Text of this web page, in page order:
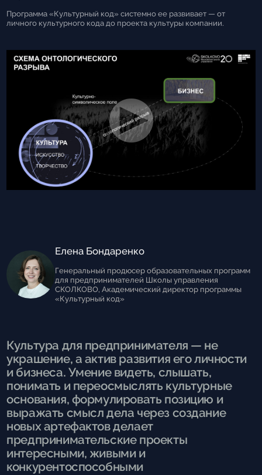
Программа «Культурный код» системно ее развивает — от
личного культурного кода до проекта культуры компании.
Елена Бондаренко
Генеральный продюсер образовательных программ
для предпринимателей Школы управления
СКОЛКОВО, Академический директор программы
«Культурный код»
Культура для предпринимателя — не
украшение, а актив развития его личности
и бизнеса. Умение видеть, слышать,
понимать и переосмыслять культурные
основания, формулировать позицию и
выражать смысл дела через создание
новых артефактов делает
предпринимательские проекты
интересными, живыми и
конкурентоспособными
Культура для предпринимателя — не
украшение, а актив развития его личности
и бизнеса. Умение видеть, слышать,
понимать и переосмыслять культурные
основания, формулировать позицию и
выражать смысл дела через создание
новых артефактов делает
предпринимательские проекты
интересными, живыми и
конкурентоспособными